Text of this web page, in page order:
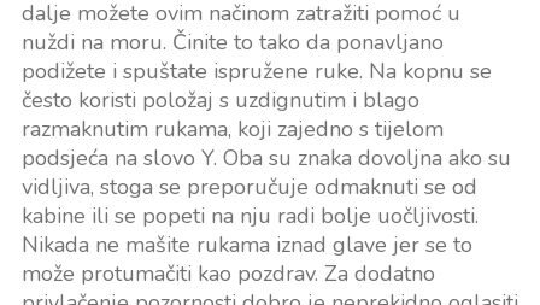
dalje možete ovim načinom zatražiti pomoć u
nuždi na moru. Činite to tako da ponavljano
podižete i spuštate ispružene ruke. Na kopnu se
često koristi položaj s uzdignutim i blago
razmaknutim rukama, koji zajedno s tijelom
podsjeća na slovo Y. Oba su znaka dovoljna ako su
vidljiva, stoga se preporučuje odmaknuti se od
kabine ili se popeti na nju radi bolje uočljivosti.
Nikada ne mašite rukama iznad glave jer se to
može protumačiti kao pozdrav. Za dodatno